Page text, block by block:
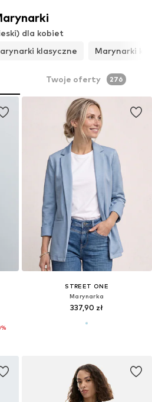
dla kobiet
klasyczne Marynarki
Twoje oferty 276
STREET ONE
Marynarka
337,90 zł